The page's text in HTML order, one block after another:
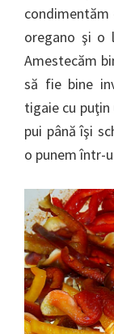
oregano şi o
Amestecăm
să fie bine
tigaie cu
pui până îşi
o punem într-